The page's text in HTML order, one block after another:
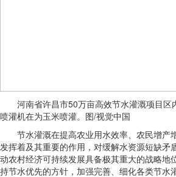
河南省许昌市50万亩高效节水灌溉项目区
喷灌机在为玉米喷灌。图/视觉中国
节水灌溉在提高农业用水效率、农民增产
发挥着及其重要的作用，对缓解水资源短缺矛
动农村经济可持续发展具备极其重大的战略地
持节水优先的方针，加强完善、细化各类节水